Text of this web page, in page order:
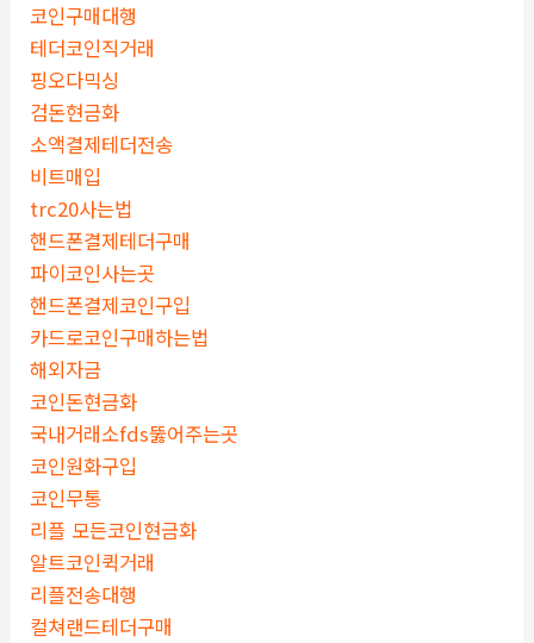
코인구매대행
테더코인직거래
핑오다믹싱
검돈현금화
소액결제테더전송
비트매입
trc20사는법
핸드폰결제테더구매
파이코인사는곳
핸드폰결제코인구입
카드로코인구매하는법
해외자금
코인돈현금화
국내거래소fds뚫어주는곳
코인원화구입
코인무통
리플 모든코인현금화
알트코인퀵거래
리플전송대행
컬쳐랜드테더구매